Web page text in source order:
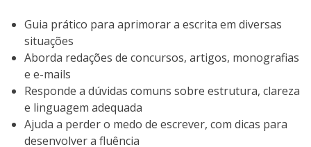
Guia prático para aprimorar a escrita em diversas
situações
Aborda redações de concursos, artigos, monografias
e e-mails
Responde a dúvidas comuns sobre estrutura, clareza
e linguagem adequada
Ajuda a perder o medo de escrever, com dicas para
desenvolver a fluência